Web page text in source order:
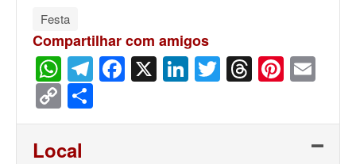
Festa
Compartilhar com amigos
WhatsApp
Telegram
Facebook
X LinkedIn
Twitter
Threads
Copy
Link
Local